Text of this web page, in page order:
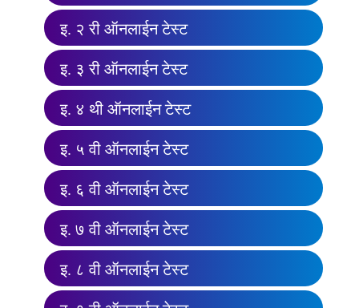
इ. २ री ऑनलाईन टेस्ट
इ. ३ री ऑनलाईन टेस्ट
इ. ४ थी ऑनलाईन टेस्ट
इ. ५ वी ऑनलाईन टेस्ट
इ. ६ वी ऑनलाईन टेस्ट
इ. ७ वी ऑनलाईन टेस्ट
इ. ८ वी ऑनलाईन टेस्ट